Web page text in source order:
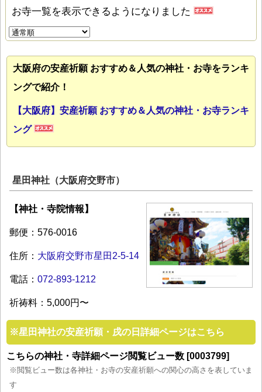
お寺一覧を表示できるようになりました
大阪府の安産祈願 おすすめ＆人気の神社・お寺をランキ
ングで紹介！
【大阪府】安産祈願 おすすめ＆人気の神社・お寺ランキ
ング
星田神社（大阪府交野市）
【神社・寺院情報】
郵便：576-0016
住所： 大阪府交野市星田2-5-14
電話： 072-893-1212
祈祷料：5,000円〜
※星田神社の安産祈願・戌の日詳細ページはこちら
こちらの神社・寺詳細ページ閲覧ビュー数 [0003799]
※閲覧ビュー数は各神社・お寺の安産祈願への関心の高さを表していま
す